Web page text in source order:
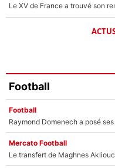
Football
Football
Mercato Football